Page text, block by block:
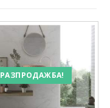
РАЗПРОДАЖБА!